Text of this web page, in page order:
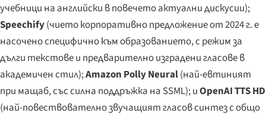
учебници на английски в повечето актуални дискусии);
Speechify(чието корпоративно предложение от 2024 г. е
насочено специфично към образованието, с режим за
дълги текстове и предварително изградени гласове в
академичен стил);Amazon Polly Neural(най-евтиният
при мащаб, със силна поддръжка на SSML); иOpenAI TTS HD
(най-повествователно звучащият гласов синтез с общо